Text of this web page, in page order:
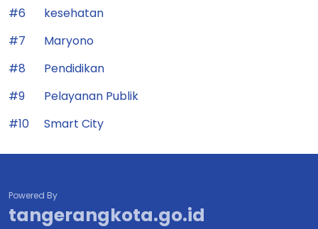
#6
kesehatan
#7
Maryono
#8
Pendidikan
#9
Pelayanan Publik
#10
Smart City
Powered By
tangerangkota.go.id